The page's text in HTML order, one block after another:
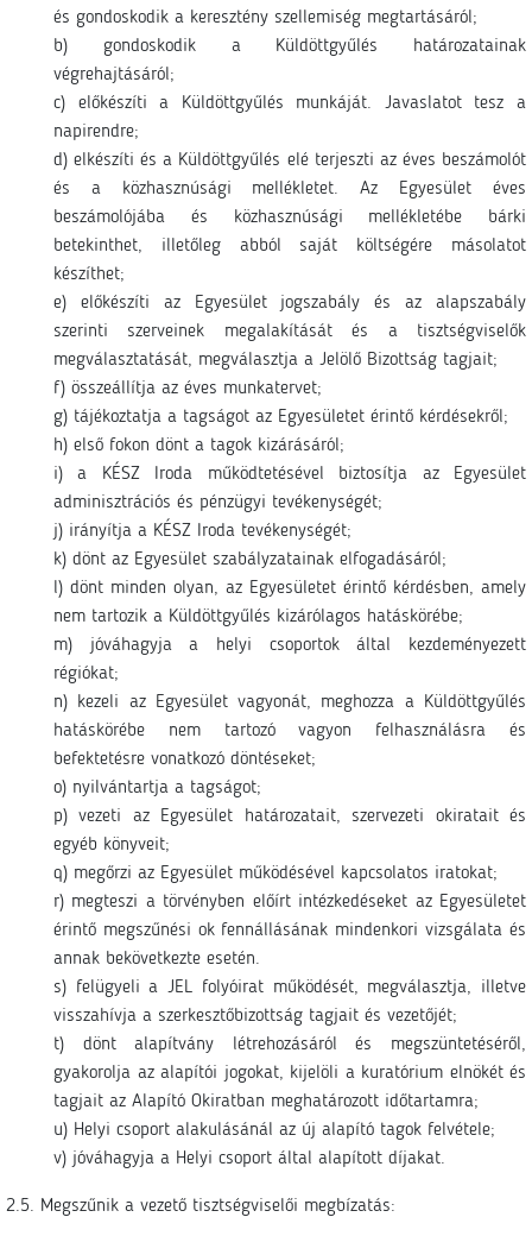
és gondoskodik a keresztény szellemiség megtartásáról;
b) gondoskodik a Küldöttgyűlés határozatainak
végrehajtásáról;
c) előkészíti a Küldöttgyűlés munkáját. Javaslatot tesz a
napirendre;
d) elkészíti és a Küldöttgyűlés elé terjeszti az éves beszámolót
és a közhasznúsági mellékletet. Az Egyesület éves
beszámolójába és közhasznúsági mellékletébe bárki
betekinthet, illetőleg abból saját költségére másolatot
készíthet;
e) előkészíti az Egyesület jogszabály és az alapszabály
szerinti szerveinek megalakítását és a tisztségviselők
megválasztatását, megválasztja a Jelölő Bizottság tagjait;
f) összeállítja az éves munkatervet;
g) tájékoztatja a tagságot az Egyesületet érintő kérdésekről;
h) első fokon dönt a tagok kizárásáról;
i) a KÉSZ Iroda működtetésével biztosítja az Egyesület
adminisztrációs és pénzügyi tevékenységét;
j) irányítja a KÉSZ Iroda tevékenységét;
k) dönt az Egyesület szabályzatainak elfogadásáról;
l) dönt minden olyan, az Egyesületet érintő kérdésben, amely
nem tartozik a Küldöttgyűlés kizárólagos hatáskörébe;
m) jóváhagyja a helyi csoportok által kezdeményezett
régiókat;
n) kezeli az Egyesület vagyonát, meghozza a Küldöttgyűlés
hatáskörébe nem tartozó vagyon felhasználásra és
befektetésre vonatkozó döntéseket;
o) nyilvántartja a tagságot;
p) vezeti az Egyesület határozatait, szervezeti okiratait és
egyéb könyveit;
q) megőrzi az Egyesület működésével kapcsolatos iratokat;
r) megteszi a törvényben előírt intézkedéseket az Egyesületet
érintő megszűnési ok fennállásának mindenkori vizsgálata és
annak bekövetkezte esetén.
s) felügyeli a JEL folyóirat működését, megválasztja, illetve
visszahívja a szerkesztőbizottság tagjait és vezetőjét;
t) dönt alapítvány létrehozásáról és megszüntetéséről,
gyakorolja az alapítói jogokat, kijelöli a kuratórium elnökét és
tagjait az Alapító Okiratban meghatározott időtartamra;
u) Helyi csoport alakulásánál az új alapító tagok felvétele;
v) jóváhagyja a Helyi csoport által alapított díjakat.
2.5. Megszűnik a vezető tisztségviselői megbízatás: